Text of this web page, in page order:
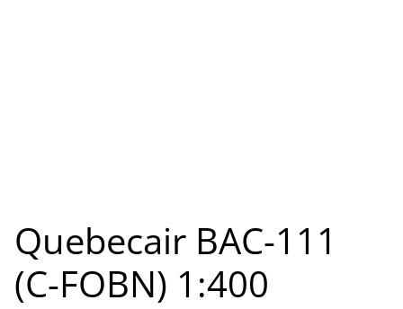
Quebecair BAC-111
(C-FOBN) 1:400